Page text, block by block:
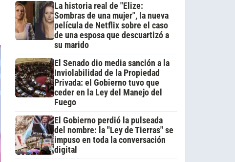
La historia real de "Elize:
Sombras de una mujer", la nueva
película de Netflix sobre el caso
de una esposa que descuartizó a
su marido
El Senado dio media sanción a la
Inviolabilidad de la Propiedad
Privada: el Gobierno tuvo que
ceder en la Ley del Manejo del
Fuego
El Gobierno perdió la pulseada
del nombre: la "Ley de Tierras" se
impuso en toda la conversación
digital